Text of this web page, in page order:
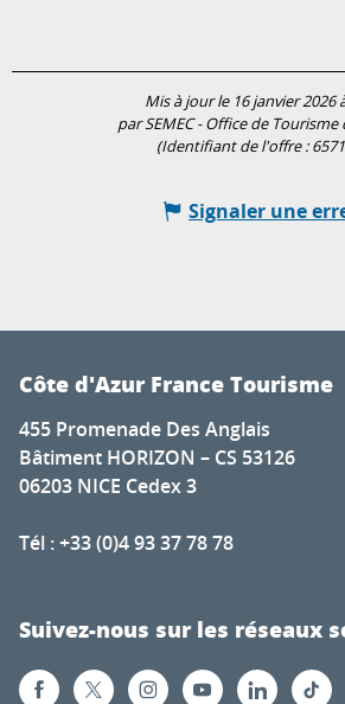
Mis à jour le 16 janvier 2026
par SEMEC - Office de Tourisme
(Identifiant de l'offre :
Signaler une
Côte d'Azur France Tourisme
455 Promenade Des Anglais
Bâtiment HORIZON – CS 53126
06203 NICE Cedex 3
Tél : +33 (0)4 93 37 78 78
Suivez-nous sur les réseaux